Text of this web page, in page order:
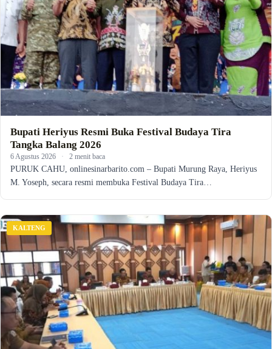
Bupati Heriyus Resmi Buka Festival Budaya Tira
Tangka Balang 2026
6 Agustus 2026 · 2 menit baca
PURUK CAHU, onlinesinarbarito.com – Bupati Murung Raya, Heriyus
M. Yoseph, secara resmi membuka Festival Budaya Tira…
KALTENG